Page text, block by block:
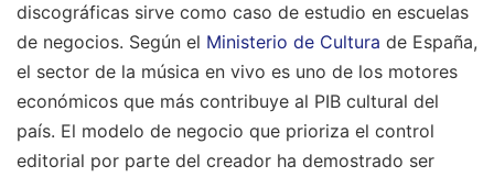
discográficas sirve como caso de estudio en escuelas
de negocios. Según el Ministerio de Cultura de España,
el sector de la música en vivo es uno de los motores
económicos que más contribuye al PIB cultural del
país. El modelo de negocio que prioriza el control
editorial por parte del creador ha demostrado ser